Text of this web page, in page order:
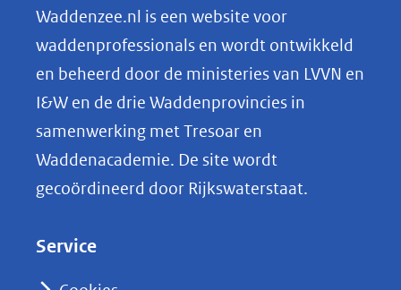
ng(afbeelding:
oscar_franken_perenboom.jpg)
n
o
p
k
e
Waddenzee.nl is een website voor
waddenprofessionals en wordt ontwikkeld
en beheerd door de ministeries van LVVN en
I&W en de drie Waddenprovincies in
samenwerking met Tresoar en
Waddenacademie. De site wordt
gecoördineerd door Rijkswaterstaat.
Service